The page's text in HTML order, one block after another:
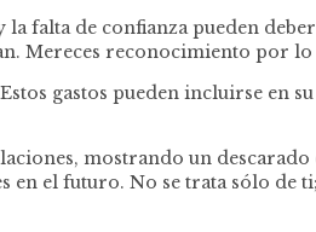
la falta de confianza pueden
Mereces reconocimiento por lo
gastos pueden incluirse en
mostrando un
el futuro. No se trata sólo de